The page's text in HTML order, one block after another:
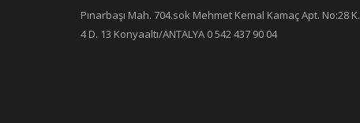
Pınarbaşı Mah. 704.sok Mehmet Kemal Kamaç Apt. No:28 K.
4 D. 13 Konyaaltı/ANTALYA 0 542 437 90 04